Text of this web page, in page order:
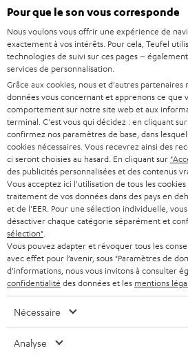
v
o
u
s
à
l
a
n
e
w
s
l
e
t
t
e
r
Catégories
HOME CINEMA
SYSTEMES COMPLETS HOME CINEMA
BARRES DE SON
STEREO
SMART HOME
BLUETOOTH
CASQUES AUDIO
CASQUES BLUETOOTH AUDIO
SYSTEMES COMPLETS
ENCEINTES
Société
SUPPORT
CARRIÈRE
PRESSE
B2B
BLOG
NEWSLETTER
MAGASINS
AVANTAGES D’ACHAT
L’HISTOIRE DE TEUFEL
Boutiques en ligne Teufel
ALLEMAGNE
AUTRICHE
SUISSE
PAYS-BAS
BELGIQUE
Pour que le son vous corresponde
Nous voulons vous offrir une expérience de
exactement à vos intérêts. Pour cela, Teufel
technologies de suivi sur ces pages –
services de personnalisation.
Grâce aux cookies, nous et d'autres
données vous concernant et apprenons ce que
comportement sur notre site web et aux
terminal. C'est vous qui décidez : en cliquant sur
confirmez nos paramètres de base, dans
cookies nécessaires. Vous recevrez ainsi des
ci seront choisies au hasard. En cliquant sur
des publicités personnalisées et des contenus
Vous acceptez ici l'utilisation de tous les
traitement de vos données dans des pays en
et de l'EER. Pour une sélection individuelle,
désactiver chaque catégorie séparément et
sélection"
Vous pouvez adapter et révoquer tous les
avec effet pour l’avenir, sous "Paramètres de
d'informations, nous vous invitons à consulter
confidentialité des données et les mentions
Nécessaire
Analyse